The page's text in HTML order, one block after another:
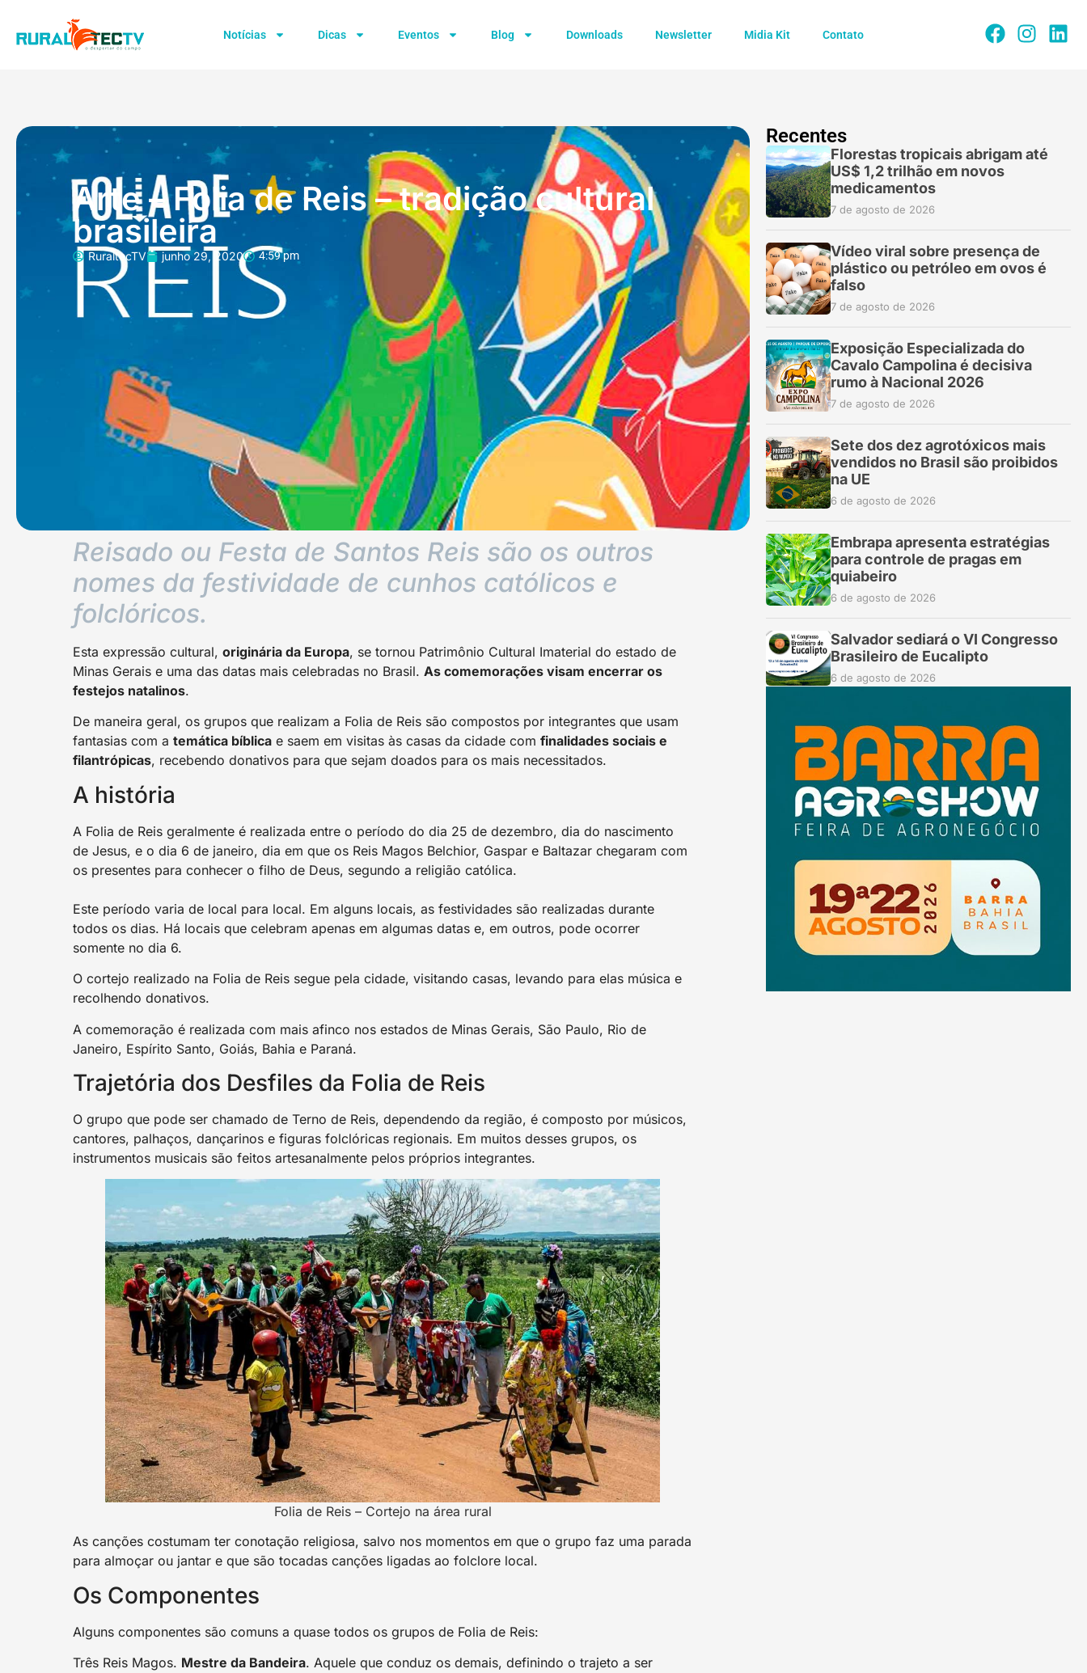
Notícias Dicas Eventos Blog Downloads Newsletter Midia Kit Contato
Arte – Folia de Reis – tradição cultural
brasileira
RuraltecTV junho 29, 2020 4:59 pm
Reisado ou Festa de Santos Reis são os outros
nomes da festividade de cunhos católicos e
folclóricos.
Esta expressão cultural, originária da Europa, se tornou Patrimônio Cultural Imaterial do estado de
Minas Gerais e uma das datas mais celebradas no Brasil. As comemorações visam encerrar os
festejos natalinos.
De maneira geral, os grupos que realizam a Folia de Reis são compostos por integrantes que usam
fantasias com a temática bíblica e saem em visitas às casas da cidade com finalidades sociais e
filantrópicas, recebendo donativos para que sejam doados para os mais necessitados.
A história
A Folia de Reis geralmente é realizada entre o período do dia 25 de dezembro, dia do nascimento
de Jesus, e o dia 6 de janeiro, dia em que os Reis Magos Belchior, Gaspar e Baltazar chegaram com
os presentes para conhecer o filho de Deus, segundo a religião católica.
Este período varia de local para local. Em alguns locais, as festividades são realizadas durante
todos os dias. Há locais que celebram apenas em algumas datas e, em outros, pode ocorrer
somente no dia 6.
O cortejo realizado na Folia de Reis segue pela cidade, visitando casas, levando para elas música e
recolhendo donativos.
A comemoração é realizada com mais afinco nos estados de Minas Gerais, São Paulo, Rio de
Janeiro, Espírito Santo, Goiás, Bahia e Paraná.
Trajetória dos Desfiles da Folia de Reis
O grupo que pode ser chamado de Terno de Reis, dependendo da região, é composto por músicos,
cantores, palhaços, dançarinos e figuras folclóricas regionais. Em muitos desses grupos, os
instrumentos musicais são feitos artesanalmente pelos próprios integrantes.
Folia de Reis – Cortejo na área rural
As canções costumam ter conotação religiosa, salvo nos momentos em que o grupo faz uma parada
para almoçar ou jantar e que são tocadas canções ligadas ao folclore local.
Os Componentes
Alguns componentes são comuns a quase todos os grupos de Folia de Reis:
Três Reis Magos. Mestre da Bandeira. Aquele que conduz os demais, definindo o trajeto a ser
Recentes
Florestas tropicais abrigam até
US$ 1,2 trilhão em novos
medicamentos
7 de agosto de 2026
Vídeo viral sobre presença de
plástico ou petróleo em ovos é
falso
7 de agosto de 2026
Exposição Especializada do
Cavalo Campolina é decisiva
rumo à Nacional 2026
7 de agosto de 2026
Sete dos dez agrotóxicos mais
vendidos no Brasil são proibidos
na UE
6 de agosto de 2026
Embrapa apresenta estratégias
para controle de pragas em
quiabeiro
6 de agosto de 2026
Salvador sediará o VI Congresso
Brasileiro de Eucalipto
6 de agosto de 2026